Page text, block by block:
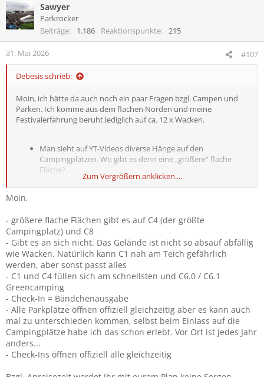
Sawyer
Parkrocker
Beiträge
1.186 Reaktionspunkte 215
31. Mai 2026 #107
Debesis schrieb:
Moin, ich hätte da auch noch ein paar Fragen bzgl. Campen und
Parken. Ich komme aus dem flachen Norden und meine
Festivalerfahrung beruht lediglich auf ca. 12 x Wacken.
Man sieht auf YT-Videos diverse Hänge auf den
Campingplätzen. Wo gibt es denn eine „größere“ flache
Fläche?
Welche Flächen saufen bevorzugt ab oder gibt es das nicht
Eingänge?
Öffnen alle Parkplätze gleichzeitig oder gibt es einen
Parkplatz der zuerst befüllt wird bei Menschen die ggf.
früher als 9 bzw. 6 Uhr kommen?
Welche Check-Ins öffnen erfahrungsgemäß als erstes bzw.
welche Bändchenausgaben?
In Wacken sind wir immer um 6 Uhr morgens vor Ort am Montag,
aber mich beunruhigt bei Rock im Park etwas die kleine
Campingfläche…Deswegen habe ich meinen Partner jetzt schon so
weit, dass wir gegen 4 Uhr morgens da sind. Haben ja einen etwas
längeren Anreiseweg vor uns.
Zum Vergrößern anklicken....
Moin,
- größere flache Flächen gibt es auf C4 (der größte
Campingplatz) und C8
- Gibt es an sich nicht. Das Gelände ist nicht so absauf abfällig
wie Wacken. Natürlich kann C1 nah am Teich gefährlich
werden, aber sonst passt alles
- C1 und C4 füllen sich am schnellsten und C6.0 / C6.1
Greencamping
- Check-In = Bändchenausgabe
- Alle Parkplätze öffnen offiziell gleichzeitig aber es kann auch
mal zu unterschieden kommen, selbst beim Einlass auf die
Campingplätze habe ich das schon erlebt. Vor Ort ist jedes Jahr
anders...
- Check-Ins öffnen offiziell alle gleichzeitig